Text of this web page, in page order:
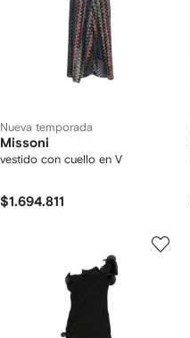
Nueva temporada
Missoni
vestido con cuello en V
$1.694.811